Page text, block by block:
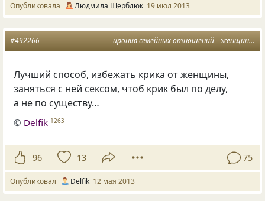
Опубликовала Людмила Щерблюк 19 июл 2013
ирония семейных отношений женщина и мужчина
#492266
Лучший способ, избежать крика от женщины,
заняться с ней сексом, чтоб крик был по делу,
а не по существу…
© Delfik 1263
96 13 75
Опубликовал Delfik 12 мая 2013